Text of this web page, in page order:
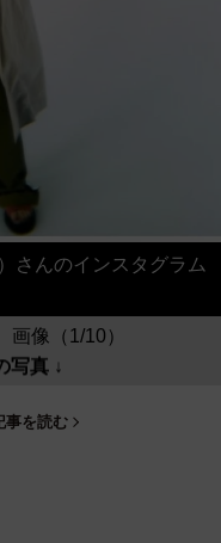
さんのインスタグラム
画像（1/10）
写真 ↓
事を読む